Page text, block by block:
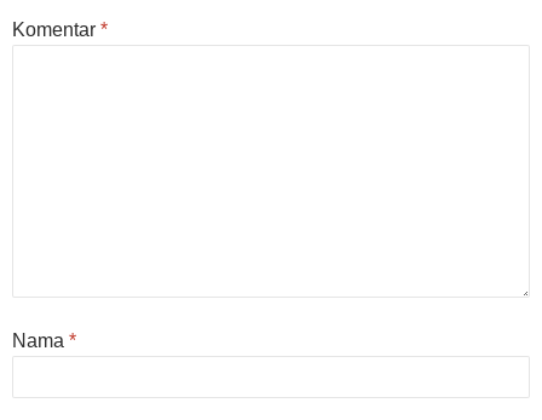
Komentar *
Nama *